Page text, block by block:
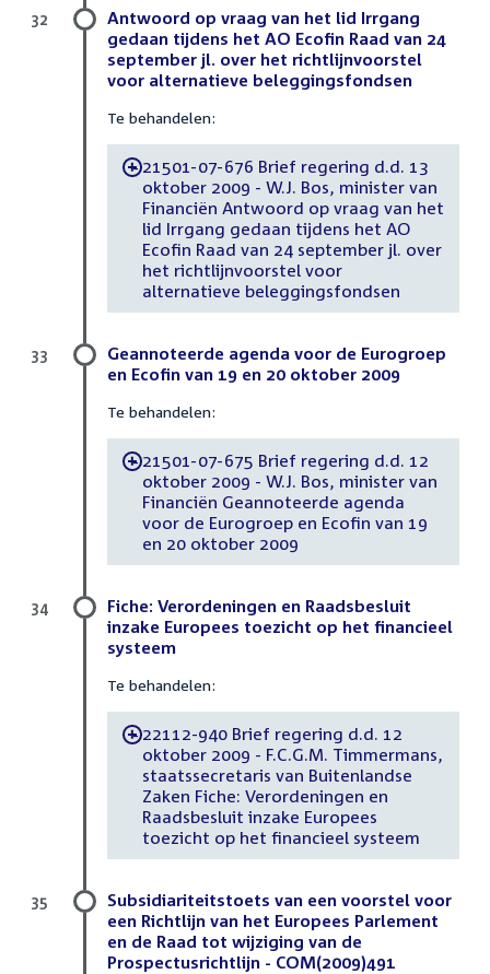
Antwoord op vraag van het lid Irrgang
gedaan tijdens het AO Ecofin Raad van 24
september jl. over het richtlijnvoorstel
voor alternatieve beleggingsfondsen
Te behandelen:
-21501-07-676 Brief regering d.d. 13
oktober 2009 - W.J. Bos, minister van
Financiën Antwoord op vraag van het
lid Irrgang gedaan tijdens het AO
Ecofin Raad van 24 september jl. over
het richtlijnvoorstel voor
alternatieve beleggingsfondsen
32
Geannoteerde agenda voor de Eurogroep
en Ecofin van 19 en 20 oktober 2009
Te behandelen:
-21501-07-675 Brief regering d.d. 12
oktober 2009 - W.J. Bos, minister van
Financiën Geannoteerde agenda
voor de Eurogroep en Ecofin van 19
en 20 oktober 2009
33
Fiche: Verordeningen en Raadsbesluit
inzake Europees toezicht op het financieel
systeem
Te behandelen:
-22112-940 Brief regering d.d. 12
oktober 2009 - F.C.G.M. Timmermans,
staatssecretaris van Buitenlandse
Zaken Fiche: Verordeningen en
Raadsbesluit inzake Europees
toezicht op het financieel systeem
34
Subsidiariteitstoets van een voorstel voor
een Richtlijn van het Europees Parlement
en de Raad tot wijziging van de
Prospectusrichtlijn - COM(2009)491
35